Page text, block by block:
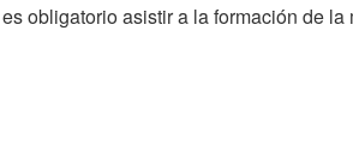
obligatorio asistir a la formación de la